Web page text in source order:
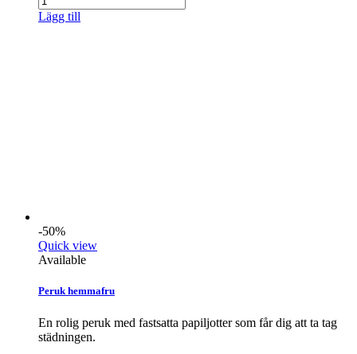
Lägg till
-50%
Quick view
Available
Peruk hemmafru
En rolig peruk med fastsatta papiljotter som får dig att ta tag
städningen.